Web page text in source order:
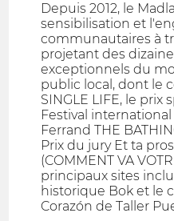
Depuis 2012, le
sensibilisation et
communautaires à
projetant des
exceptionnels du
public local, dont le
SINGLE LIFE, le prix
Festival
Ferrand THE
Prix du jury Et ta
(COMMENT VA
principaux sites
historique Bok et le
Corazón de Taller